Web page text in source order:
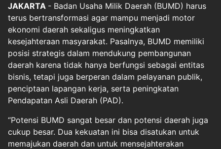
JAKARTA - Badan Usaha Milik Daerah (BUMD) harus
terus bertransformasi agar mampu menjadi motor
ekonomi daerah sekaligus meningkatkan
kesejahteraan masyarakat. Pasalnya, BUMD memiliki
posisi strategis dalam mendukung pembangunan
daerah karena tidak hanya berfungsi sebagai entitas
bisnis, tetapi juga berperan dalam pelayanan publik,
penciptaan lapangan kerja, serta peningkatan
Pendapatan Asli Daerah (PAD).
“Potensi BUMD sangat besar dan potensi daerah juga
cukup besar. Dua kekuatan ini bisa disatukan untuk
memajukan daerah dan untuk mensejahterakan